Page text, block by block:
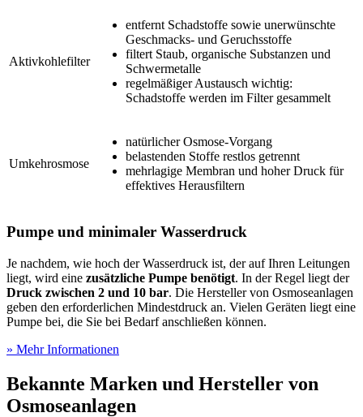
Aktivkohlefilter
entfernt Schadstoffe sowie unerwünschte
Geschmacks- und Geruchsstoffe
filtert Staub, organische Substanzen und
Schwermetalle
regelmäßiger Austausch wichtig:
Schadstoffe werden im Filter gesammelt
Umkehrosmose
natürlicher Osmose-Vorgang
belastenden Stoffe restlos getrennt
mehrlagige Membran und hoher Druck für
effektives Herausfiltern
Pumpe und minimaler Wasserdruck
Je nachdem, wie hoch der Wasserdruck ist, der auf Ihren Leitungen
liegt, wird eine zusätzliche Pumpe benötigt. In der Regel liegt der
Druck zwischen 2 und 10 bar. Die Hersteller von Osmoseanlagen
geben den erforderlichen Mindestdruck an. Vielen Geräten liegt eine
Pumpe bei, die Sie bei Bedarf anschließen können.
» Mehr Informationen
Bekannte Marken und Hersteller von
Osmoseanlagen